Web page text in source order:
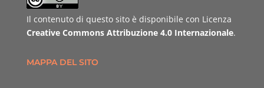
Il contenuto di questo sito è disponibile con Licenza
Creative Commons Attribuzione 4.0 Internazionale.
MAPPA DEL SITO